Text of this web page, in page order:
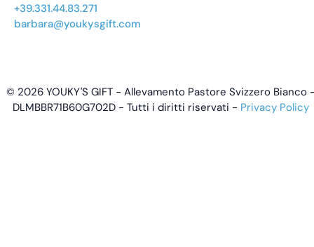
+39.331.44.83.271
barbara@youkysgift.com
© 2026 YOUKY'S GIFT - Allevamento Pastore Svizzero Bianco
DLMBBR71B60G702D - Tutti i diritti riservati - Privacy Policy